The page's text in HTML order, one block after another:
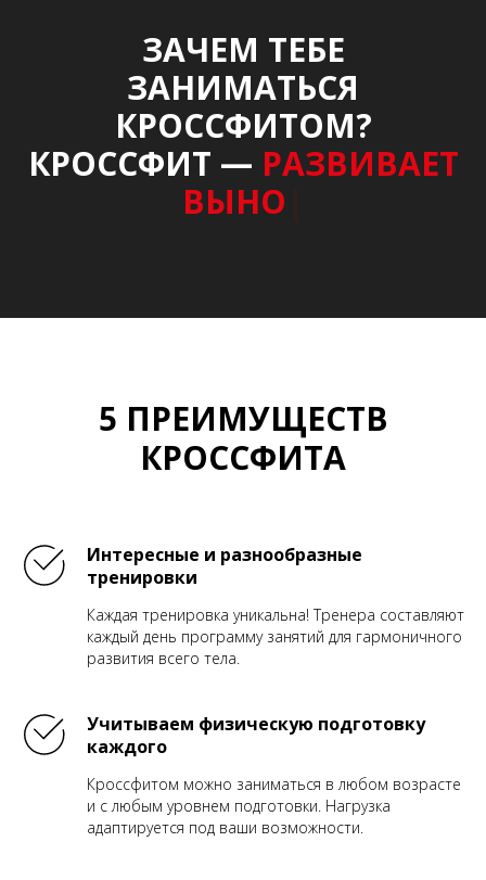
ЗАЧЕМ ТЕБЕ
ЗАНИМАТЬСЯ
КРОССФИТОМ?
КРОССФИТ — РАЗВИВАЕТ
ВЫНОСЛИВОСТ
5 ПРЕИМУЩЕСТВ
КРОССФИТА
Интересные и разнообразные
тренировки
Каждая тренировка уникальна! Тренера составляют
каждый день программу занятий для гармоничного
развития всего тела.
Учитываем физическую подготовку
каждого
Кроссфитом можно заниматься в любом возрасте
и с любым уровнем подготовки. Нагрузка
адаптируется под ваши возможности.